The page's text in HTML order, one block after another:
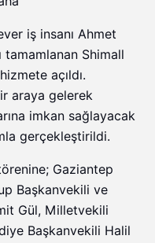
iş insanı Ahmet
tamamlanan Shimall
açıldı.
araya gelerek
imkan sağlayacak
gerçekleştirildi.
Gaziantep
Başkanvekili ve
Gül, Milletvekili
Başkanvekili Halil